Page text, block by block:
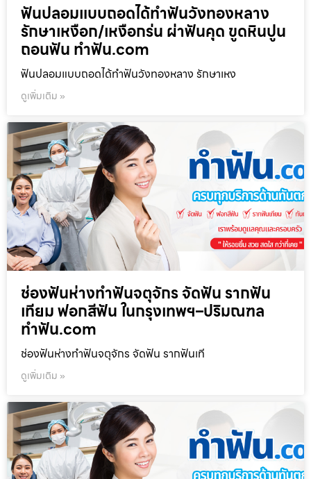
ฟันปลอมแบบถอดได้ทำฟันวังทองหลาง
รักษาเหงือก/เหงือกร่น ผ่าฟันคุด ขูดหินปูน
ถอนฟัน ทำฟัน.com
ฟันปลอมแบบถอดได้ทำฟันวังทองหลาง รักษาเหง
ดูเพิ่มเติม »
ช่องฟันห่างทำฟันจตุจักร จัดฟัน รากฟัน
เทียม ฟอกสีฟัน ในกรุงเทพฯ–ปริมณฑล
ทำฟัน.com
ช่องฟันห่างทำฟันจตุจักร จัดฟัน รากฟันเที
ดูเพิ่มเติม »